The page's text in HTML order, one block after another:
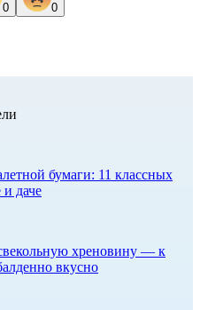
0 0
бумаги: 11 классных
даче
хреновину — к
вкусно